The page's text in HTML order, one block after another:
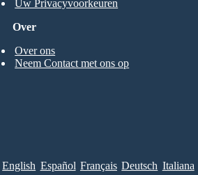
Over
Over ons
Neem Contact met ons op
Uw Privacyvoorkeuren
English Español Français Deutsch Italiana